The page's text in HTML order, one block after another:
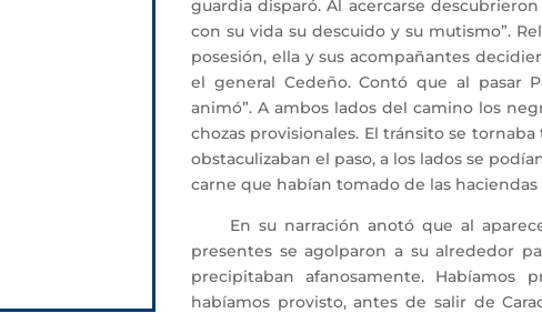
guardia disparó. Al acercarse
con su vida su descuido y su mutismo”.
posesión, ella y sus acompañantes
el general Cedeño. Contó que al pasar
animó”. A ambos lados del camino los
chozas provisionales. El tránsito se
obstaculizaban el paso, a los lados se
carne que habían tomado de las haciendas
En su narración anotó que al
presentes se agolparon a su alrededor
precipitaban afanosamente.
habíamos provisto, antes de salir de